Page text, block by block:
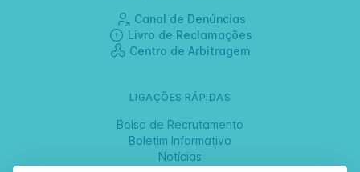
Canal de Denúncias
Livro de Reclamações
Centro de Arbitragem
LIGAÇÕES RÁPIDAS
Bolsa de Recrutamento
Boletim Informativo
Notícias